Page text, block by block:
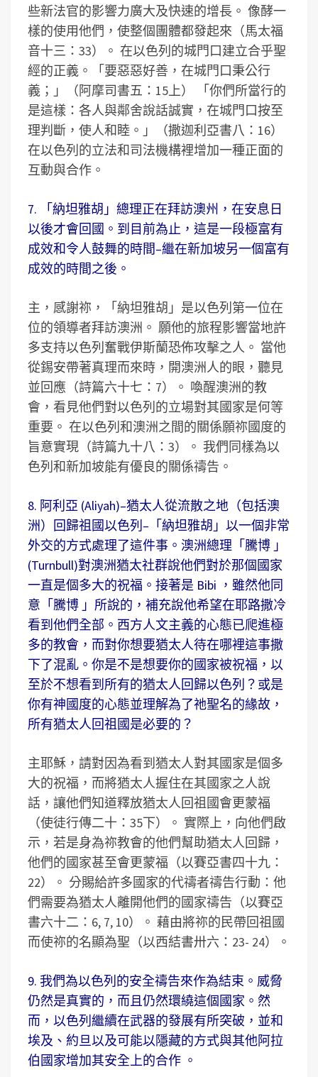
些新法官的影響力廣大及快速的增長。 像酵一
樣的使用他們，使整個團體都發起來（馬太福
音十三：33）。 在以色列的城門口建立合乎聖
經的正義。「要惡惡好善，在城門口秉公行
義；」（阿摩司書五：15上） 「你們所當行的
是這樣：各人與鄰舍說話誠實，在城門口按至
理判斷，使人和睦。」（撒迦利亞書八：16）
在以色列的立法和司法機構裡增加一種正面的
互動與合作。
7. 「納坦雅胡」總理正在拜訪澳州，在安息日
以後才會回國。到目前為止，這是一段極富有
成效和令人鼓舞的時間–繼在新加坡另一個富有
成效的時間之後。
主，感謝祢，「納坦雅胡」是以色列第一位在
位的領導者拜訪澳洲。 願他的旅程影響當地許
多支持以色列奮戰伊斯蘭恐佈攻擊之人。 當他
從錫安帶著真理而來時，開澳洲人的眼，聽見
並回應（詩篇六十七：7）。 喚醒澳洲的教
會，看見他們對以色列的立場對其國家是何等
重要。 在以色列和澳洲之間的關係願祢國度的
旨意實現（詩篇九十八：3）。 我們同樣為以
色列和新加坡能有優良的關係禱告。
8. 阿利亞 (Aliyah)–猶太人從流散之地（包括澳
洲）回歸祖國以色列–「納坦雅胡」以一個非常
外交的方式處理了這件事。澳洲總理「騰博 」
(Turnbull)對澳洲猶太社群說他們對於那個國家
一直是個多大的祝福。接著是 Bibi ，雖然他同
意「騰博 」所說的，補充說他希望在耶路撒冷
看到他們全部。西方人文主義的心態已爬進極
多的教會，而對你想要猶太人待在哪裡這事撒
下了混亂。你是不是想要你的國家被祝福，以
至於不想看到所有的猶太人回歸以色列？或是
你有神國度的心態並理解為了祂聖名的緣故，
所有猶太人回祖國是必要的？
主耶穌，請對因為看到猶太人對其國家是個多
大的祝福，而將猶太人握住在其國家之人說
話，讓他們知道釋放猶太人回祖國會更蒙福
（使徒行傳二十：35下）。 實際上，向他們啟
示，若是身為祢教會的他們幫助猶太人回歸，
他們的國家甚至會更蒙福（以賽亞書四十九：
22）。 分賜給許多國家的代禱者禱告行動：他
們需要為猶太人離開他們的國家禱告（以賽亞
書六十二：6, 7, 10）。 藉由將祢的民帶回祖國
而使祢的名顯為聖（以西結書卅六：23- 24）。
9. 我們為以色列的安全禱告來作為結束。威脅
仍然是真實的，而且仍然環繞這個國家。然
而，以色列繼續在武器的發展有所突破，並和
埃及、約旦以及可能以隱藏的方式與其他阿拉
伯國家增加其安全上的合作 。